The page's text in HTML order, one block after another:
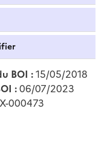
BOI :15/05/2018
:06/07/2023
000473
pdf